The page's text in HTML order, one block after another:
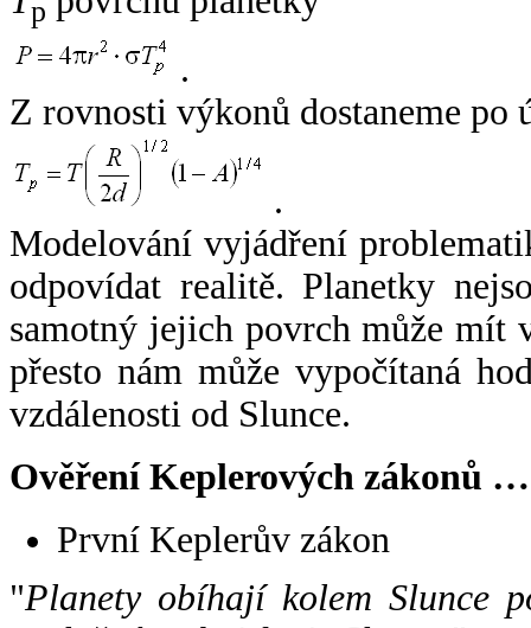
p
.
Z rovnosti výkonů dostaneme po
.
Modelování vyjádření
odpovídat realitě. Planetky
samotný jejich povrch může mít
přesto nám může vypočítaná
vzdálenosti od Slunce.
Ověření Keplerových zákonů …
První Keplerův zákon
"Planety obíhají kolem Slunce